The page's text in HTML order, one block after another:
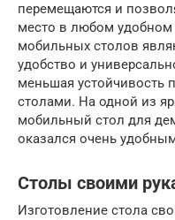
перемещаются и
место в любом
мобильных столов
удобство и
меньшая
столами. На одной из
мобильный стол для
оказался очень
Столы своими
Изготовление стола